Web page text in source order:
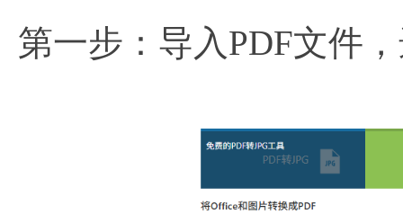
第一步：导入PDF文件